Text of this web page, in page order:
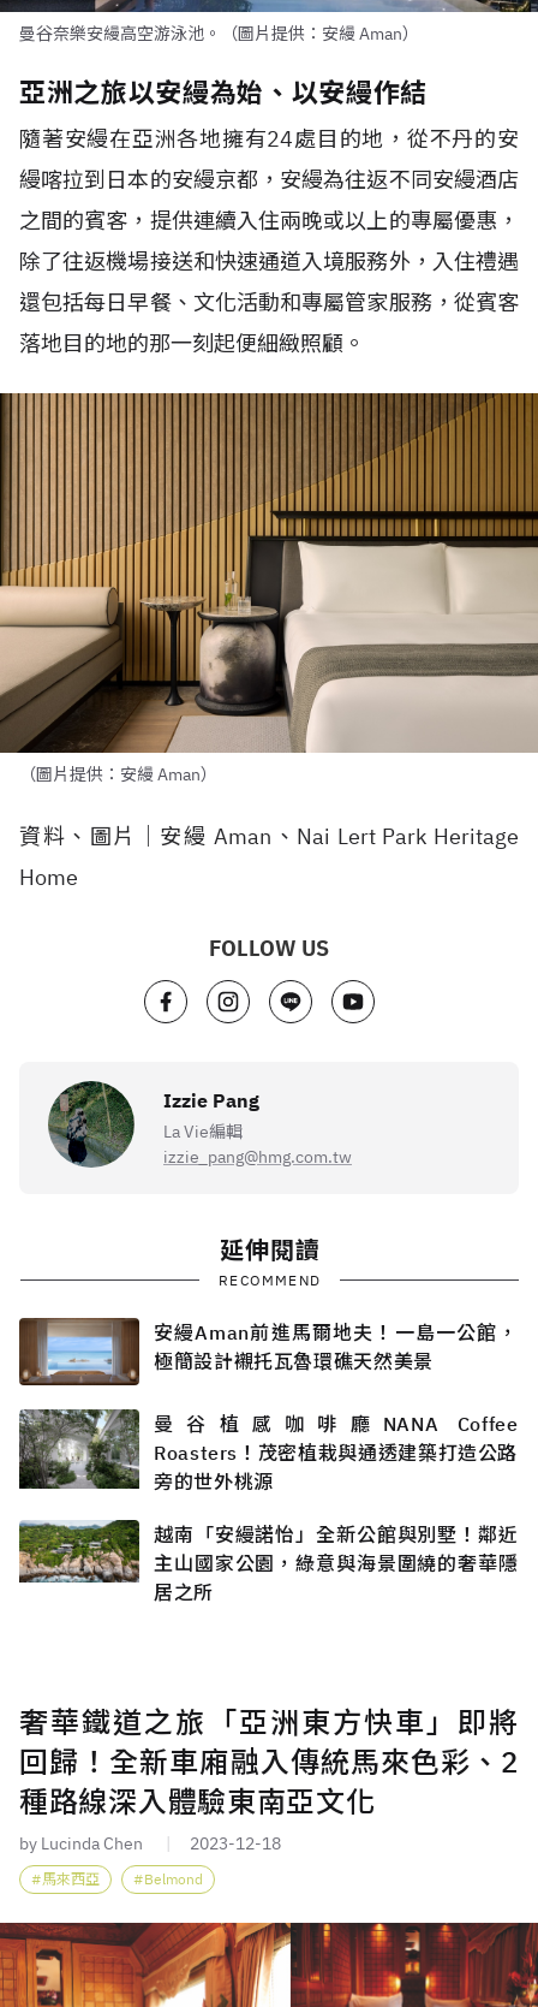
曼谷奈樂安縵高空游泳池。（圖片提供：安縵 Aman）
亞洲之旅以安縵為始、以安縵作結
隨著安縵在亞洲各地擁有24處目的地，從不丹的安
縵喀拉到日本的安縵京都，安縵為往返不同安縵酒店
之間的賓客，提供連續入住兩晚或以上的專屬優惠，
除了往返機場接送和快速通道入境服務外，入住禮遇
還包括每日早餐、文化活動和專屬管家服務，從賓客
落地目的地的那一刻起便細緻照顧。
（圖片提供：安縵 Aman）
資料、圖片｜安縵 Aman、Nai Lert Park Heritage
Home
FOLLOW US
Izzie Pang
La Vie編輯
izzie_pang@hmg.com.tw
延伸閱讀
RECOMMEND
安縵Aman前進馬爾地夫！一島一公館，
極簡設計襯托瓦魯環礁天然美景
曼谷植感咖啡廳NANA Coffee
Roasters！茂密植栽與通透建築打造公路
旁的世外桃源
越南「安縵諾怡」全新公館與別墅！鄰近
主山國家公園，綠意與海景圍繞的奢華隱
居之所
奢華鐵道之旅「亞洲東方快車」即將
回歸！全新車廂融入傳統馬來色彩、2
種路線深入體驗東南亞文化
by Lucinda Chen 2023-12-18
馬來西亞 Belmond